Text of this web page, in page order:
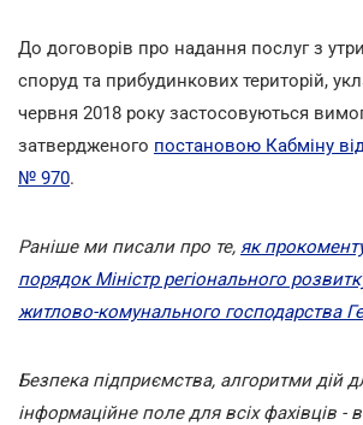
До договорів про надання послуг з
споруд та прибудинкових територій,
червня 2018 року застосовуються
затвердженого постановою Кабміну
№ 970.
Раніше ми писали про те, як
порядок Міністр регіонального
житлово-комунального господарства
Безпека підприємства, алгоритми дій
інформаційне поле для всіх фахівців -